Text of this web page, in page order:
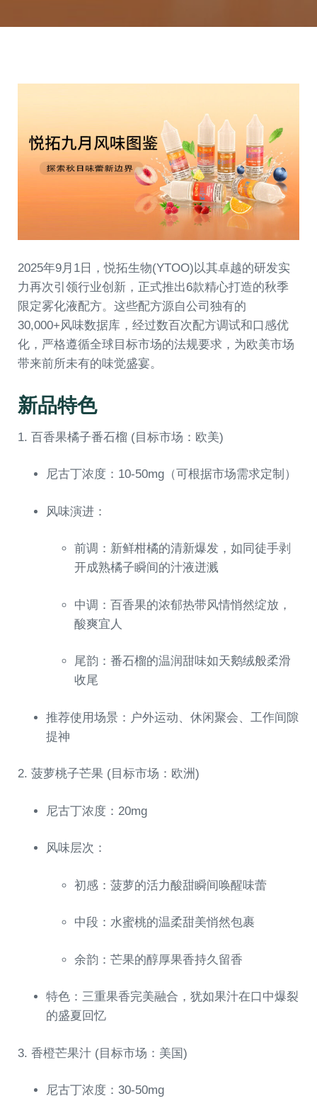
2025年9月1日，悦拓生物(YTOO)以其卓越的研发实
力再次引领行业创新，正式推出6款精心打造的秋季
限定雾化液配方。这些配方源自公司独有的
30,000+风味数据库，经过数百次配方调试和口感优
化，严格遵循全球目标市场的法规要求，为欧美市场
带来前所未有的味觉盛宴。
新品特色
1. 百香果橘子番石榴 (目标市场：欧美)
尼古丁浓度：10-50mg（可根据市场需求定制）
风味演进：
前调：新鲜柑橘的清新爆发，如同徒手剥
开成熟橘子瞬间的汁液迸溅
中调：百香果的浓郁热带风情悄然绽放，
酸爽宜人
尾韵：番石榴的温润甜味如天鹅绒般柔滑
收尾
推荐使用场景：户外运动、休闲聚会、工作间隙
提神
2. 菠萝桃子芒果 (目标市场：欧洲)
尼古丁浓度：20mg
风味层次：
初感：菠萝的活力酸甜瞬间唤醒味蕾
中段：水蜜桃的温柔甜美悄然包裹
余韵：芒果的醇厚果香持久留香
特色：三重果香完美融合，犹如果汁在口中爆裂
的盛夏回忆
3. 香橙芒果汁 (目标市场：美国)
尼古丁浓度：30-50mg